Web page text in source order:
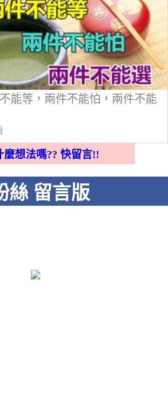
能等，兩件不能怕，兩件不能
麼想法嗎?? 快留言!!
絲 留言版